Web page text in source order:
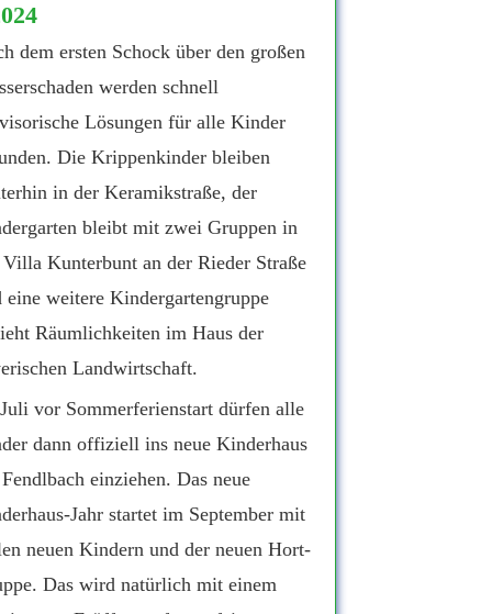
dem ersten Schock über den großen
werden schnell
Lösungen für alle Kinder
Die Krippenkinder bleiben
in der Keramikstraße, der
bleibt mit zwei Gruppen in
Villa Kunterbunt an der Rieder Straße
eine weitere Kindergartengruppe
Räumlichkeiten im Haus der
Landwirtschaft.
vor Sommerferienstart dürfen alle
dann offiziell ins neue Kinderhaus
einziehen. Das neue
Jahr startet im September mit
neuen Kindern und der neuen Hort-
Das wird natürlich mit einem